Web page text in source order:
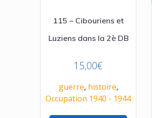
115 – Cibouriens et
Luziens dans la 2è DB
15,00€
guerre, histoire,
Occupation 1940 - 1944